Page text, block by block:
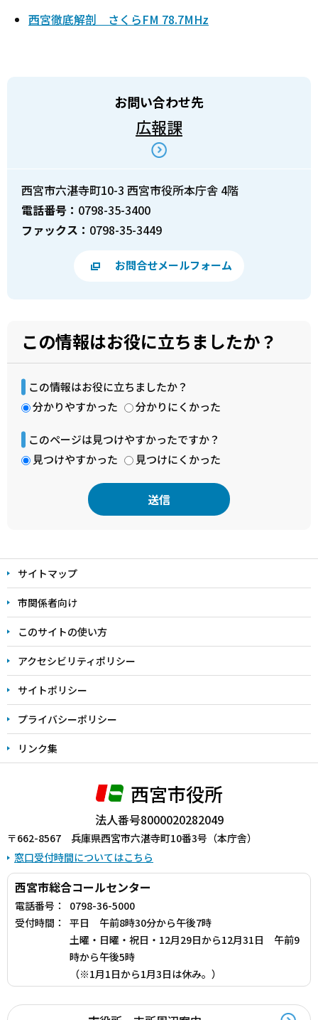
西宮徹底解剖 さくらFM 78.7MHz
お問い合わせ先
広報課
西宮市六湛寺町10-3 西宮市役所本庁舎 4階
電話番号： 0798-35-3400
ファックス： 0798-35-3449
お問合せメールフォーム
この情報はお役に立ちましたか？
この情報はお役に立ちましたか？
分かりやすかった
分かりにくかった
このページは見つけやすかったですか？
見つけやすかった
見つけにくかった
文
こ
こ
ま
で
サイトマップ
市関係者向け
このサイトの使い方
アクセシビリティポリシー
サイトポリシー
プライバシーポリシー
リンク集
西宮市役所
法人番号8000020282049
〒662-8567 兵庫県西宮市六湛寺町10番3号（本庁舎）
窓口受付時間についてはこちら
西宮市総合コールセンター
電話番号：
0798-36-5000
受付時間：
平日 午前8時30分から午後7時
土曜・日曜・祝日・12月29日から12月31日 午前9
時から午後5時
（※1月1日から1月3日は休み。）